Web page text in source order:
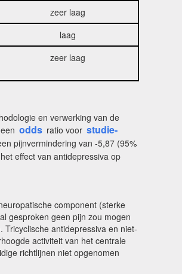
zeer laag
laag
zeer laag
en verwerking van de
odds ratio voor studie-
pijnvermindering van -5,87 (95%
effect van antidepressiva op
component (sterke
gesproken geen pijn zou mogen
Tricyclische antidepressiva en niet-
activiteit van het centrale
richtlijnen niet opgenomen